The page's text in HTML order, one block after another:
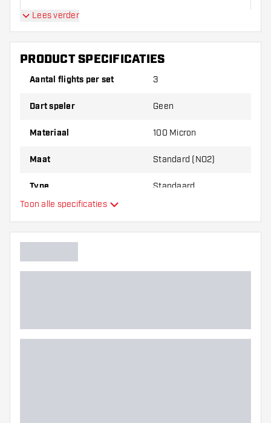
dikte van de flights om erachter te komen
welke variant het beste bij je past!
Lees verder
PRODUCT SPECIFICATIES
Aantal flights per set 3
Dart speler Geen
Materiaal 100 Micron
Maat Standard (NO2)
Type Standaard
Hoofdkleur
Toon alle specificaties